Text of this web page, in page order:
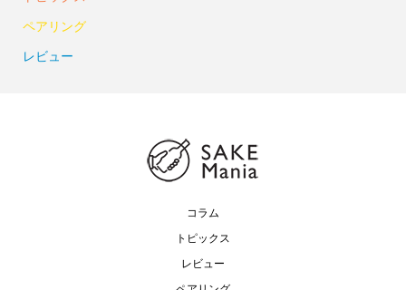
ペアリング
レビュー
コラム
トピックス
レビュー